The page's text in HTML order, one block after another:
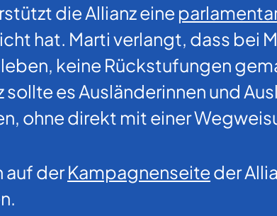
die Allianz eine
hat. Marti verlangt, dass bei
keine Rückstufungen
sollte es Ausländerinnen und
ohne direkt mit einer
auf derKampagnenseiteder